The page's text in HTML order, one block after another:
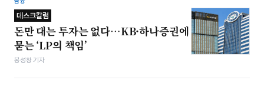
데스크칼럼
돈만 대는 투자는 없다…KB·하나증권에
묻는 ‘LP의 책임’
봉성창 기자